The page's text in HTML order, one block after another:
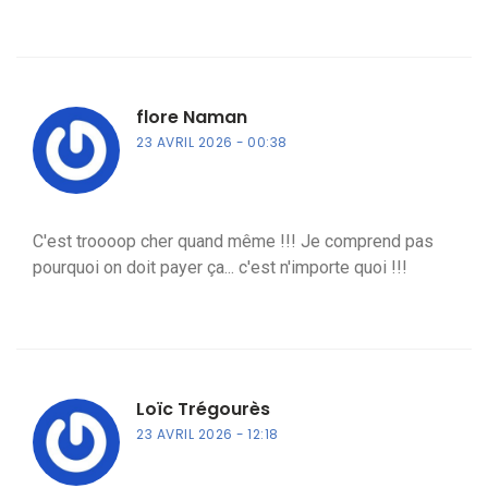
flore Naman
23 AVRIL 2026 00:38
C'est troooop cher quand même !!! Je comprend pas
pourquoi on doit payer ça... c'est n'importe quoi !!!
Loïc Trégourès
23 AVRIL 2026 12:18